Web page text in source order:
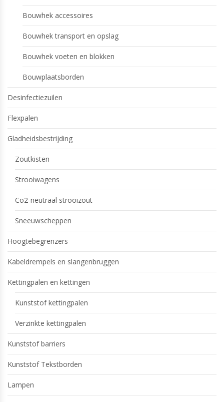
Bouwhek accessoires
Bouwhek transport en opslag
Bouwhek voeten en blokken
Bouwplaatsborden
Desinfectiezuilen
Flexpalen
Gladheidsbestrijding
Zoutkisten
Strooiwagens
Co2-neutraal strooizout
Sneeuwscheppen
Hoogtebegrenzers
Kabeldrempels en slangenbruggen
Kettingpalen en kettingen
Kunststof kettingpalen
Verzinkte kettingpalen
Kunststof barriers
Kunststof Tekstborden
Lampen